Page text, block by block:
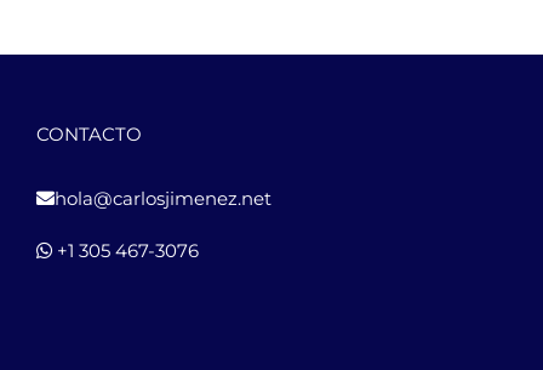
CONTACTO
hola@carlosjimenez.net
+1 305 467-3076